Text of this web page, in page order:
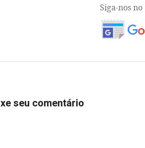
Siga-nos
seu comentário